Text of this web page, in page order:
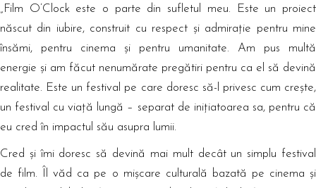
„Film O’Clock este o parte din sufletul meu. Este un proiect
născut din iubire, construit cu respect și admirație pentru mine
însămi, pentru cinema și pentru umanitate. Am pus multă
energie și am făcut nenumărate pregătiri pentru ca el să devină
realitate. Este un festival pe care doresc să-l privesc cum crește,
un festival cu viață lungă – separat de inițiatoarea sa, pentru că
eu cred în impactul său asupra lumii.
Cred și îmi doresc să devină mai mult decât un simplu festival
de film. Îl văd ca pe o mișcare culturală bazată pe cinema și